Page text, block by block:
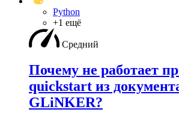
Python
+1 ещё
Средний
Почему не работает
quickstart из
GLiNKER?